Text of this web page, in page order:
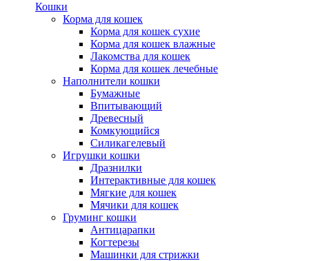
Кошки
Корма для кошек
Корма для кошек сухие
Корма для кошек влажные
Лакомства для кошек
Корма для кошек лечебные
Наполнители кошки
Бумажные
Впитывающий
Древесный
Комкующийся
Силикагелевый
Игрушки кошки
Дразнилки
Интерактивные для кошек
Мягкие для кошек
Мячики для кошек
Груминг кошки
Антицарапки
Когтерезы
Машинки для стрижки